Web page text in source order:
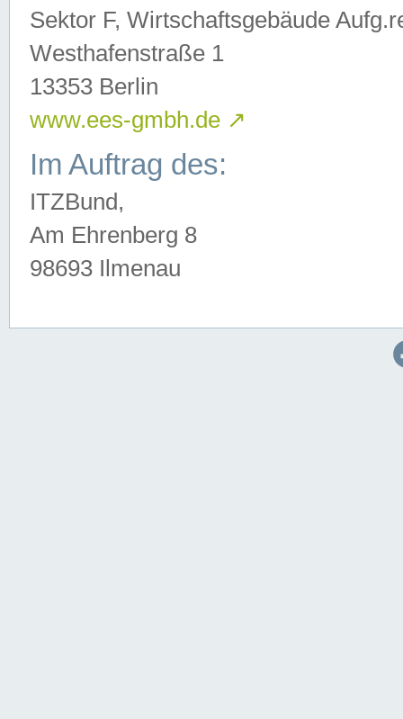
Sektor F, Wirtschaftsgebäude
Westhafenstraße 1
13353 Berlin
www.ees-gmbh.de ↗
Im Auftrag des:
ITZBund,
Am Ehrenberg 8
98693 Ilmenau